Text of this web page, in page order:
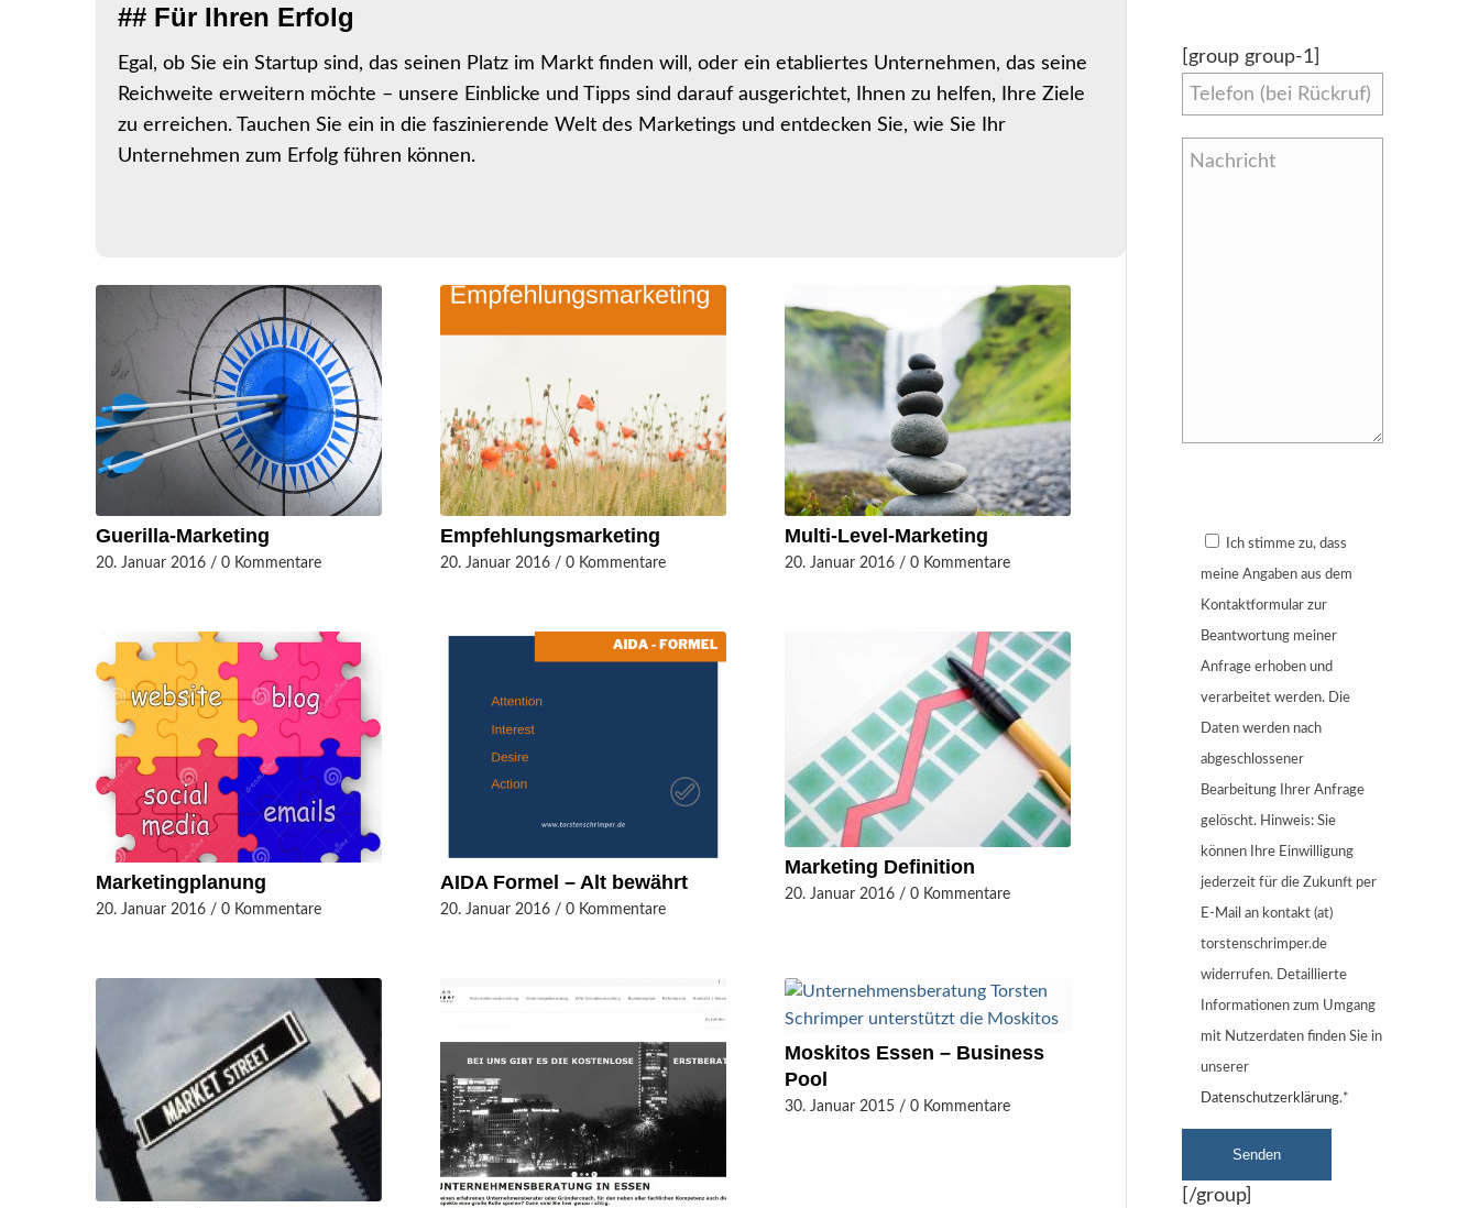
## Für Ihren Erfolg
Egal, ob Sie ein Startup sind, das seinen Platz im Markt finden will, oder ein etabliertes Unternehmen, das seine
Reichweite erweitern möchte – unsere Einblicke und Tipps sind darauf ausgerichtet, Ihnen zu helfen, Ihre Ziele
zu erreichen. Tauchen Sie ein in die faszinierende Welt des Marketings und entdecken Sie, wie Sie Ihr
Unternehmen zum Erfolg führen können.
Guerilla-Marketing
20. Januar 2016 / 0 Kommentare
Empfehlungsmarketing
20. Januar 2016 / 0 Kommentare
Multi-Level-Marketing
20. Januar 2016 / 0 Kommentare
Marketingplanung
20. Januar 2016 / 0 Kommentare
AIDA Formel – Alt bewährt
20. Januar 2016 / 0 Kommentare
Marketing Definition
20. Januar 2016 / 0 Kommentare
Moskitos Essen – Business
Pool
30. Januar 2015 / 0 Kommentare
[group group-1]
Ich stimme zu, dass
meine Angaben aus dem
Kontaktformular zur
Beantwortung meiner
Anfrage erhoben und
verarbeitet werden. Die
Daten werden nach
abgeschlossener
Bearbeitung Ihrer Anfrage
gelöscht. Hinweis: Sie
können Ihre Einwilligung
jederzeit für die Zukunft per
E-Mail an kontakt (at)
torstenschrimper.de
widerrufen. Detaillierte
Informationen zum Umgang
mit Nutzerdaten finden Sie in
unserer
Datenschutzerklärung.*
[/group]